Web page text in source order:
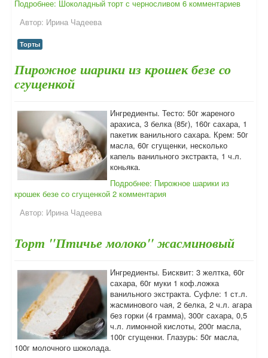
Подробнее: Шоколадный торт с черносливом 6 комментариев
Автор: Ирина Чадеева
Торты
Пирожное шарики из крошек безе со
сгущенкой
Ингредиенты. Тесто: 50г жареного
арахиса, 3 белка (85г), 160г сахара, 1
пакетик ванильного сахара. Крем: 50г
масла, 60г сгущенки, несколько
капель ванильного экстракта, 1 ч.л.
коньяка.
Подробнее: Пирожное шарики из
крошек безе со сгущенкой 2 комментария
Автор: Ирина Чадеева
Торт "Птичье молоко" жасминовый
Ингредиенты. Бисквит: 3 желтка, 60г
сахара, 60г муки 1 коф.ложка
ванильного экстракта. Суфле: 1 ст.л.
жасминового чая, 2 белка, 2 ч.л. агара
без горки (4 грамма), 300г сахара, 0,5
ч.л. лимонной кислоты, 200г масла,
100г сгущенки. Глазурь: 50г масла,
100г молочного шоколада.